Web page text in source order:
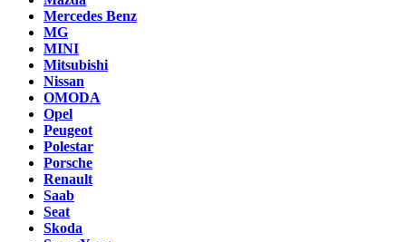
Mercedes Benz
MG
MINI
Mitsubishi
Nissan
OMODA
Opel
Peugeot
Polestar
Porsche
Renault
Saab
Seat
Skoda